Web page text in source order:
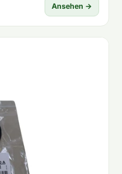
Ansehen →